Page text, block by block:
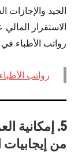
الجيد والإجازات
الاستقرار
رواتب الأطباء في
رواتب الأطباء
5. إمكانية
من